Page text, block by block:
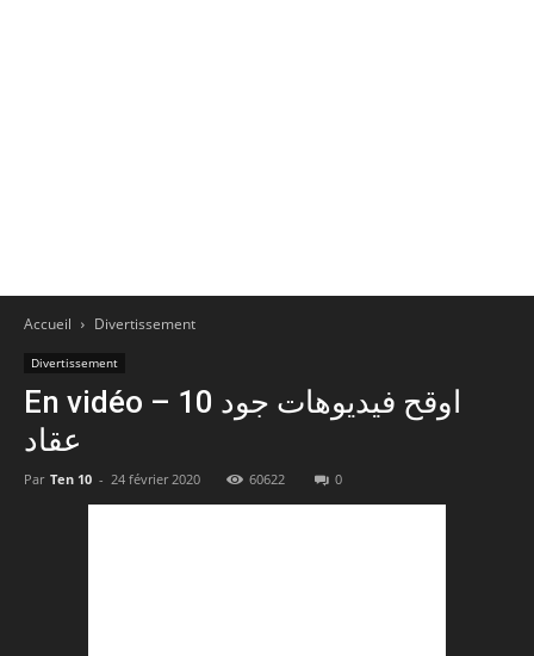
Accueil Divertissement
Divertissement
En vidéo – 10 اوقح فيديوهات جود
عقاد
Par Ten 10 - 24 février 2020 60622 0